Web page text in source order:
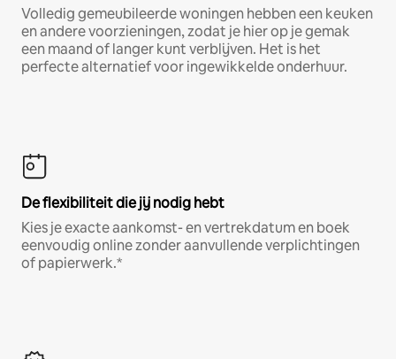
Volledig gemeubileerde woningen hebben een keuken
en andere voorzieningen, zodat je hier op je gemak
een maand of langer kunt verblijven. Het is het
perfecte alternatief voor ingewikkelde onderhuur.
De flexibiliteit die jij nodig hebt
Kies je exacte aankomst- en vertrekdatum en boek
eenvoudig online zonder aanvullende verplichtingen
of papierwerk.*